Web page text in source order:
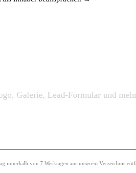
Galerie, Lead-Formular und
von 7 Werktagen aus unserem Verzeichnis